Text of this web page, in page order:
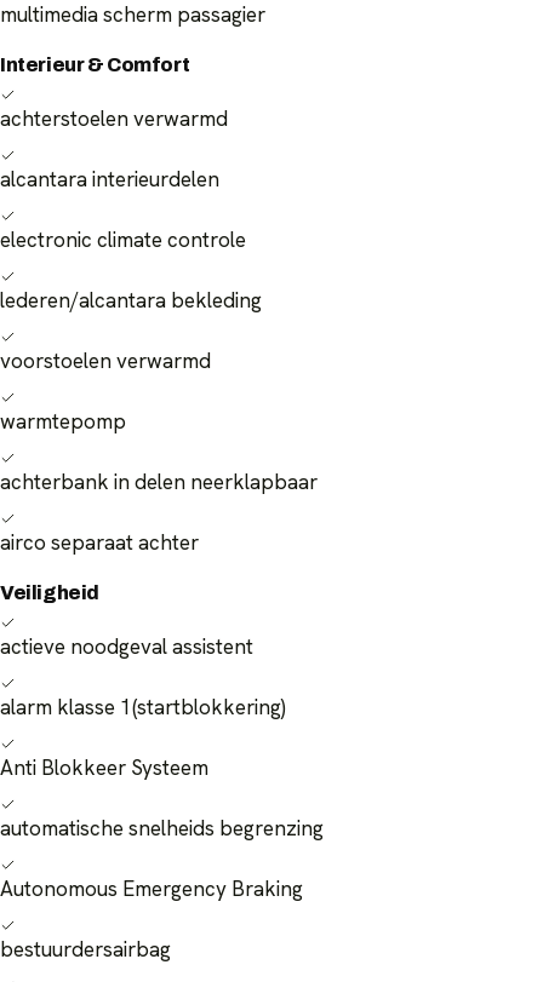
multimedia scherm passagier
Interieur & Comfort
achterstoelen verwarmd
alcantara interieurdelen
electronic climate controle
lederen/alcantara bekleding
voorstoelen verwarmd
warmtepomp
achterbank in delen neerklapbaar
airco separaat achter
Veiligheid
actieve noodgeval assistent
alarm klasse 1(startblokkering)
Anti Blokkeer Systeem
automatische snelheids begrenzing
Autonomous Emergency Braking
bestuurdersairbag